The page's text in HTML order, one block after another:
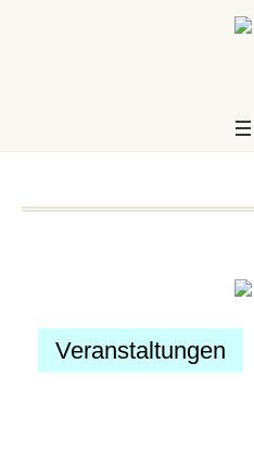
Veranstaltungen